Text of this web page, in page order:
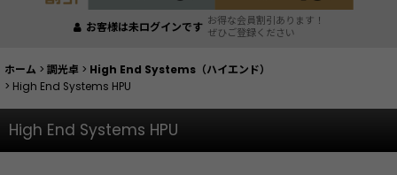
お客様は未ログインです お得な会員割引あります！
ぜひご登録ください
ホーム > 調光卓 > High End Systems（ハイエンド）
> High End Systems HPU
High End Systems HPU